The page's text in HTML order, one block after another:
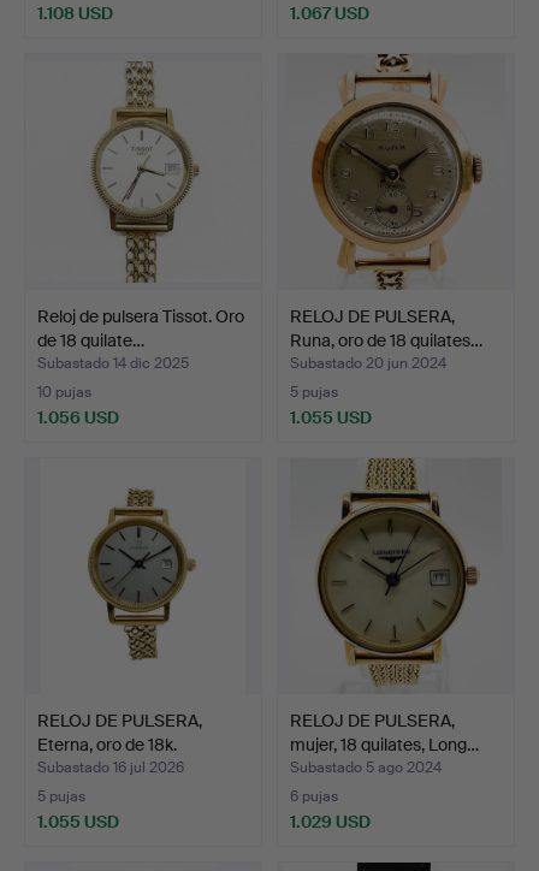
1.108 USD 1.067 USD
Reloj de pulsera Tissot. Oro
de 18 quilate…
Subastado 14 dic 2025
10 pujas
1.056 USD
RELOJ DE PULSERA,
Runa, oro de 18 quilates…
Subastado 20 jun 2024
5 pujas
1.055 USD
RELOJ DE PULSERA,
Eterna, oro de 18k.
Subastado 16 jul 2026
5 pujas
1.055 USD
RELOJ DE PULSERA,
mujer, 18 quilates, Long…
Subastado 5 ago 2024
6 pujas
1.029 USD